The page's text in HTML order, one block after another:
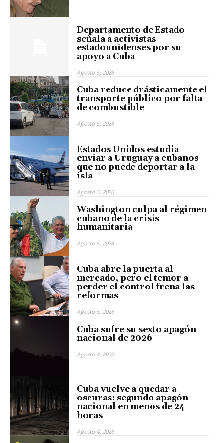
Departamento de Estado
señala a activistas
estadounidenses por su
apoyo a Cuba
Agosto 5, 2026
Cuba reduce drásticamente el
transporte público por falta
de combustible
Agosto 5, 2026
Estados Unidos estudia
enviar a Uruguay a cubanos
que no puede deportar a la
isla
Agosto 5, 2026
Washington culpa al régimen
cubano de la crisis
humanitaria
Agosto 5, 2026
Cuba abre la puerta al
mercado, pero el temor a
perder el control frena las
reformas
Agosto 5, 2026
Cuba sufre su sexto apagón
nacional de 2026
Agosto 4, 2026
Cuba vuelve a quedar a
oscuras: segundo apagón
nacional en menos de 24
horas
Agosto 4, 2026